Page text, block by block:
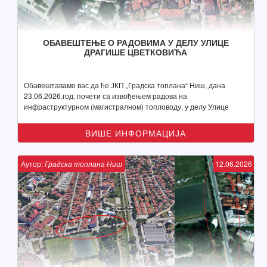
ОБАВЕШТЕЊЕ О РАДОВИМА У ДЕЛУ УЛИЦЕ
ДРАГИШЕ ЦВЕТКОВИЋА
Обавештавамо вас да ће ЈКП „Градска топлана“ Ниш, дана
23.06.2026.год. почети са извођењем радова на
инфраструктурном (магистралном) топловоду, у делу Улице
ВИШЕ ИНФОРМАЦИЈА
Аутор:Градска топлана Ниш 12.06.2026